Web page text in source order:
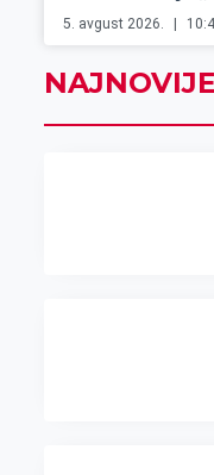
5. avgust 2026.